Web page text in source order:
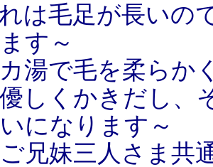
は毛足が長いの
す～
湯で毛を柔らか
しくかきだし、
になります～
兄妹三人さま共